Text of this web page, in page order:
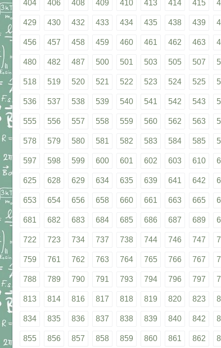
404 406 408 409 410 413 414 415
429 430 432 433 434 435 438 439
456 457 458 459 460 461 462 463
480 482 487 500 501 503 505 507
518 519 520 521 522 523 524 525
536 537 538 539 540 541 542 543
555 556 557 558 559 560 562 563
578 579 580 581 582 583 584 585
597 598 599 600 601 602 603 610
625 628 629 634 635 639 641 642
653 654 656 658 660 661 663 665
681 682 683 684 685 686 687 689
722 723 734 737 738 744 746 747
759 761 762 763 764 765 766 767
788 789 790 791 793 794 796 797
813 814 816 817 818 819 820 823
834 835 836 837 838 839 840 842
855 856 857 858 859 860 861 862